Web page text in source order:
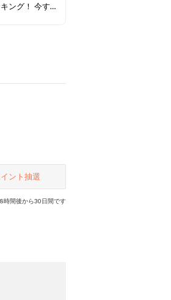
ング！ 今すぐ
ント抽選
時間後から30日間です